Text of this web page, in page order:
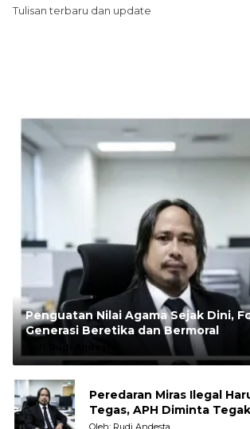
Tulisan terbaru dan update
Penguatan Nilai Agama Sejak Dini,
Generasi Beretika dan Bermoral
Rudi Andesta
Peredaran Miras Ilegal
Tegas, APH Diminta
Tanpa Pandang Bulu
Oleh: Rudi Andesta